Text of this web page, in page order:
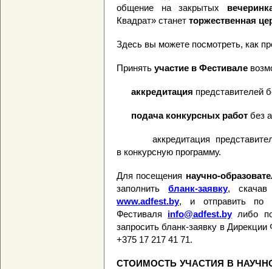
общение на закрытых
Квадрат» станет торжественная
Здесь вы можете посмотреть, как
Принять участие в Фестивале
аккредитация представителей
подача конкурсных работ без
аккредитация
в конкурсную программу.
Для посещения научно-
заполнить бланк-заявку, скачав
www.adfest.by, и отправить по
Фестиваля info@adfest.byлибо
запросить бланк-заявку в
+375 17 217 41 71.
СТОИМОСТЬ УЧАСТИЯ В